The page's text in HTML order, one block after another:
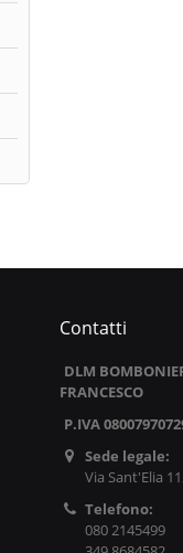
Contatti
DLM
FRANCESCO
P.IVA
Sede legale:
Via Sant'Elia
Telefono:
080 2145499